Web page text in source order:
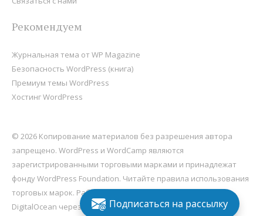
Рекомендуем
Журнальная тема от WP Magazine
Безопасность WordPress (книга)
Премиум темы WordPress
Хостинг WordPress
© 2026 Копирование материалов без разрешения автора
запрещено. WordPress и WordCamp являются
зарегистрированными торговыми марками и принадлежат
фондуWordPress Foundation. Читайте правила использования
торговых марок. Работает наWordPress, хостится на
DigitalOcean через Sail. Подписаться на рассылку